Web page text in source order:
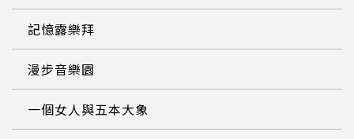
記憶露樂拜
漫步音樂園
一個女人與五本大象